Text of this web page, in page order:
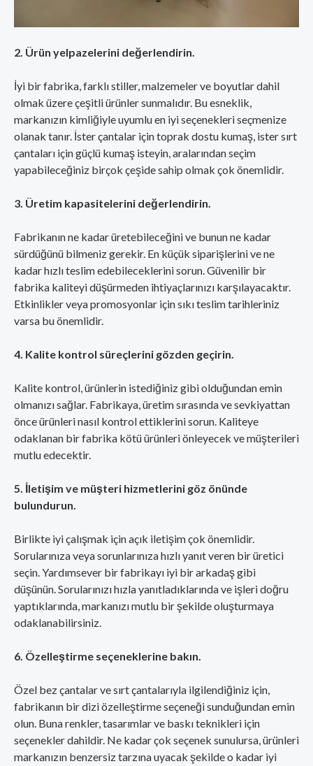
2. Ürün yelpazelerini değerlendirin.
İyi bir fabrika, farklı stiller, malzemeler ve boyutlar dahil
olmak üzere çeşitli ürünler sunmalıdır. Bu esneklik,
markanızın kimliğiyle uyumlu en iyi seçenekleri seçmenize
olanak tanır. İster çantalar için toprak dostu kumaş, ister sırt
çantaları için güçlü kumaş isteyin, aralarından seçim
yapabileceğiniz birçok çeşide sahip olmak çok önemlidir.
3. Üretim kapasitelerini değerlendirin.
Fabrikanın ne kadar üretebileceğini ve bunun ne kadar
sürdüğünü bilmeniz gerekir. En küçük siparişlerini ve ne
kadar hızlı teslim edebileceklerini sorun. Güvenilir bir
fabrika kaliteyi düşürmeden ihtiyaçlarınızı karşılayacaktır.
Etkinlikler veya promosyonlar için sıkı teslim tarihleriniz
varsa bu önemlidir.
4. Kalite kontrol süreçlerini gözden geçirin.
Kalite kontrol, ürünlerin istediğiniz gibi olduğundan emin
olmanızı sağlar. Fabrikaya, üretim sırasında ve sevkiyattan
önce ürünleri nasıl kontrol ettiklerini sorun. Kaliteye
odaklanan bir fabrika kötü ürünleri önleyecek ve müşterileri
mutlu edecektir.
5. İletişim ve müşteri hizmetlerini göz önünde
bulundurun.
Birlikte iyi çalışmak için açık iletişim çok önemlidir.
Sorularınıza veya sorunlarınıza hızlı yanıt veren bir üretici
seçin. Yardımsever bir fabrikayı iyi bir arkadaş gibi
düşünün. Sorularınızı hızla yanıtladıklarında ve işleri doğru
yaptıklarında, markanızı mutlu bir şekilde oluşturmaya
odaklanabilirsiniz.
6. Özelleştirme seçeneklerine bakın.
Özel bez çantalar ve sırt çantalarıyla ilgilendiğiniz için,
fabrikanın bir dizi özelleştirme seçeneği sunduğundan emin
olun. Buna renkler, tasarımlar ve baskı teknikleri için
seçenekler dahildir. Ne kadar çok seçenek sunulursa, ürünleri
markanızın benzersiz tarzına uyacak şekilde o kadar iyi